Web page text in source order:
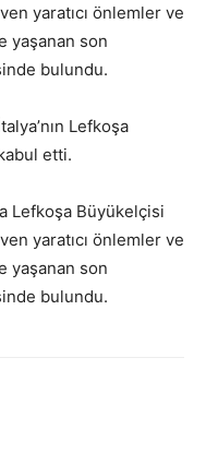
yaratıcı önlemler ve
yaşanan son
bulundu.
Lefkoşa
etti.
Lefkoşa Büyükelçisi
yaratıcı önlemler ve
yaşanan son
bulundu.